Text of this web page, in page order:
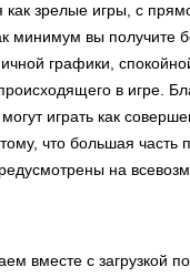
как зрелые игры, с
минимум вы получите
графики,
в игре.
играть как
что большая часть
на
вместе с загрузкой